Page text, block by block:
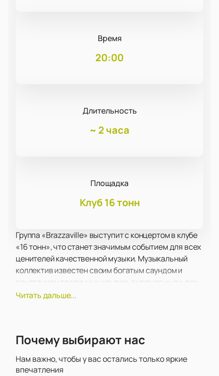
Время
20:00
Длительность
~ 2 часа
Площадка
Клуб 16 тонн
Группа «Brazzaville» выступит с концертом в клубе
«16 тонн», что станет значимым событием для всех
ценителей качественной музыки. Музыкальный
коллектив известен своим богатым саундом и
сочетанием различных жанров, включая инди-рок,
фолк и босанову. Их уникальная способность
присутствуют песни с припевами на русском
глубину и близость к местной аудитории.
Читать дальше...
Почему выбирают нас
Нам важно, чтобы у вас остались только яркие
впечатления